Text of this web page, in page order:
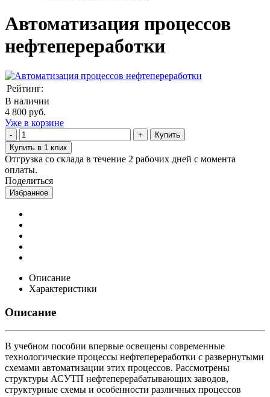
Автоматизация процессов
нефтепереработки
Рейтинг:
В наличии
4 800 руб.
Уже в корзине
Купить
Купить в 1 клик
Отгрузка со склада в течение 2 рабочих дней с момента
оплаты.
Поделиться
Избранное
Описание
Характеристики
Описание
В учебном пособии впервые освещены современные
технологические процессы нефтеперера­ботки с развернутыми
схемами автоматизации этих процессов. Рассмотрены
структуры АСУТП нефтеперерабатывающих заводов,
структурные схемы и особенности различных процессов